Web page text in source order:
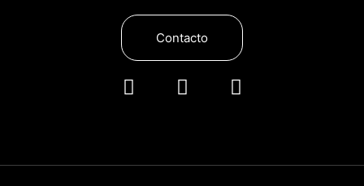
Contacto